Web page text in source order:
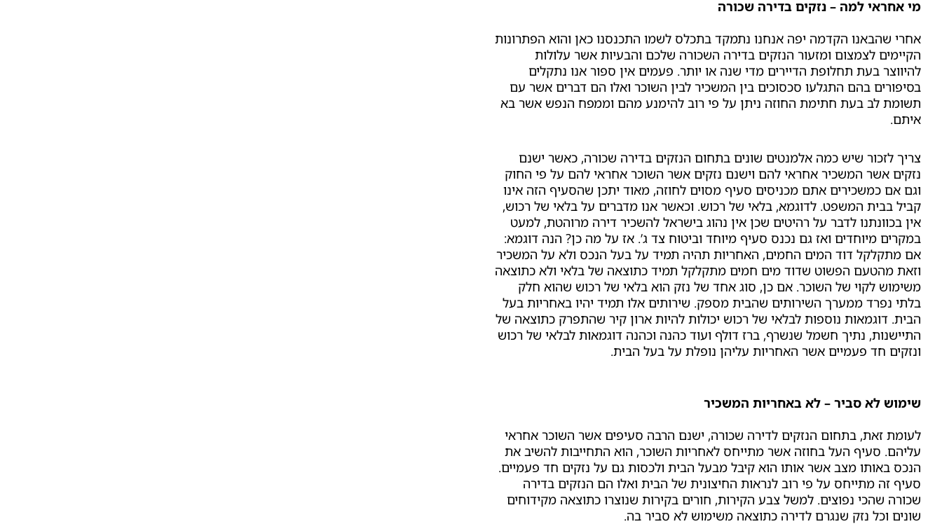
מי אחראי למה – נזקים בדירה שכורה
אחרי שהבאנו הקדמה יפה אנחנו נתמקד בתכלס לשמו התכנסנו כאן והוא הפתרונות
הקיימים לצמצום ומזעור הנזקים בדירה השכורה שלכם והבעיות אשר עלולות
להיווצר בעת תחלופת הדיירים מדי שנה או יותר. פעמים אין ספור אנו נתקלים
בסיפורים בהם התגלעו סכסוכים בין המשכיר לבין השוכר ואלו הם דברים אשר עם
תשומת לב בעת חתימת החוזה ניתן על פי רוב להימנע מהם וממפח הנפש אשר בא
איתם.
צריך לזכור שיש כמה אלמנטים שונים בתחום הנזקים בדירה שכורה, כאשר ישנם
נזקים אשר המשכיר אחראי להם וישנם נזקים אשר השוכר אחראי להם על פי החוק
וגם אם כמשכירים אתם מכניסים סעיף מסוים לחוזה, מאוד יתכן שהסעיף הזה אינו
קביל בבית המשפט. לדוגמא, בלאי של רכוש. וכאשר אנו מדברים על בלאי של רכוש,
אין בכוונתנו לדבר על רהיטים שכן אין נהוג בישראל להשכיר דירה מרוהטת, למעט
במקרים מיוחדים ואז גם נכנס סעיף מיוחד וביטוח צד ג’. אז על מה כן? הנה דוגמא:
אם מתקלקל דוד המים החמים, האחריות תהיה תמיד על בעל הנכס ולא על המשכיר
וזאת מהטעם הפשוט שדוד מים חמים מתקלקל תמיד כתוצאה של בלאי ולא כתוצאה
משימוש לקוי של השוכר. אם כן, סוג אחד של נזק הוא בלאי של רכוש שהוא חלק
בלתי נפרד ממערך השירותים שהבית מספק. שירותים אלו תמיד יהיו באחריות בעל
הבית. דוגמאות נוספות לבלאי של רכוש יכולות להיות ארון קיר שהתפרק כתוצאה של
התיישנות, נתיך חשמל שנשרף, ברז דולף ועוד כהנה וכהנה דוגמאות לבלאי של רכוש
ונזקים חד פעמיים אשר האחריות עליהן נופלת על בעל הבית.
שימוש לא סביר – לא באחריות המשכיר
לעומת זאת, בתחום הנזקים לדירה שכורה, ישנם הרבה סעיפים אשר השוכר אחראי
עליהם. סעיף העל בחוזה אשר מתייחס לאחריות השוכר, הוא התחייבות להשיב את
הנכס באותו מצב אשר אותו הוא קיבל מבעל הבית ולכסות גם על נזקים חד פעמיים.
סעיף זה מתייחס על פי רוב לנראות החיצונית של הבית ואלו הם הנזקים בדירה
שכורה שהכי נפוצים. למשל צבע הקירות, חורים בקירות שנוצרו כתוצאה מקידוחים
שונים וכל נזק שנגרם לדירה כתוצאה משימוש לא סביר בה.